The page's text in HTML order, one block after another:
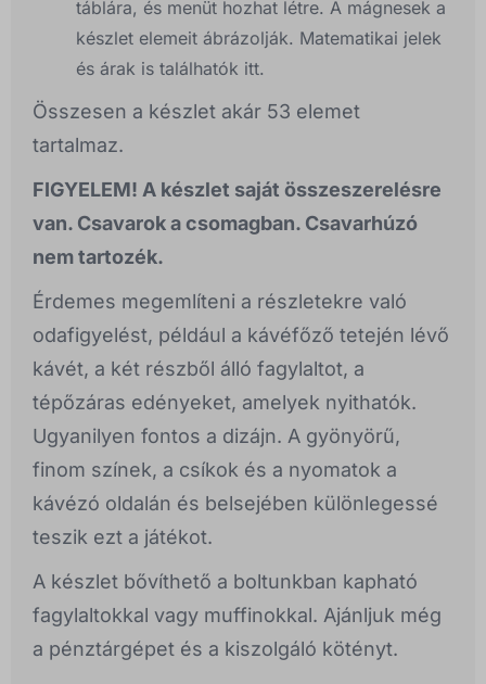
táblára, és menüt hozhat létre. A mágnesek a
készlet elemeit ábrázolják. Matematikai jelek
és árak is találhatók itt.
Összesen a készlet akár 53 elemet
tartalmaz.
FIGYELEM! A készlet saját összeszerelésre
van. Csavarok a csomagban. Csavarhúzó
nem tartozék.
Érdemes megemlíteni a részletekre való
odafigyelést, például a kávéfőző tetején lévő
kávét, a két részből álló fagylaltot, a
tépőzáras edényeket, amelyek nyithatók.
Ugyanilyen fontos a dizájn. A gyönyörű,
finom színek, a csíkok és a nyomatok a
kávézó oldalán és belsejében különlegessé
teszik ezt a játékot.
A készlet bővíthető a boltunkban kapható
fagylaltokkal vagy muffinokkal. Ajánljuk még
a pénztárgépet és a kiszolgáló kötényt.